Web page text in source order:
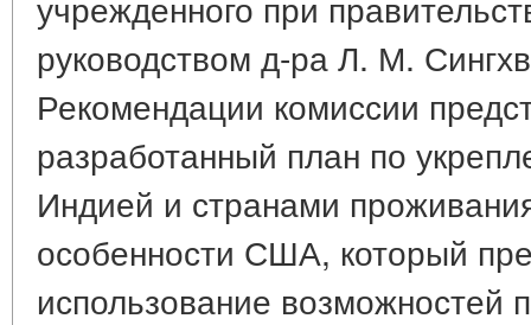
руководством д-ра Л. М.
Рекомендации комиссии
разработанный план по
Индией и странами
особенности США, который
использование возможностей